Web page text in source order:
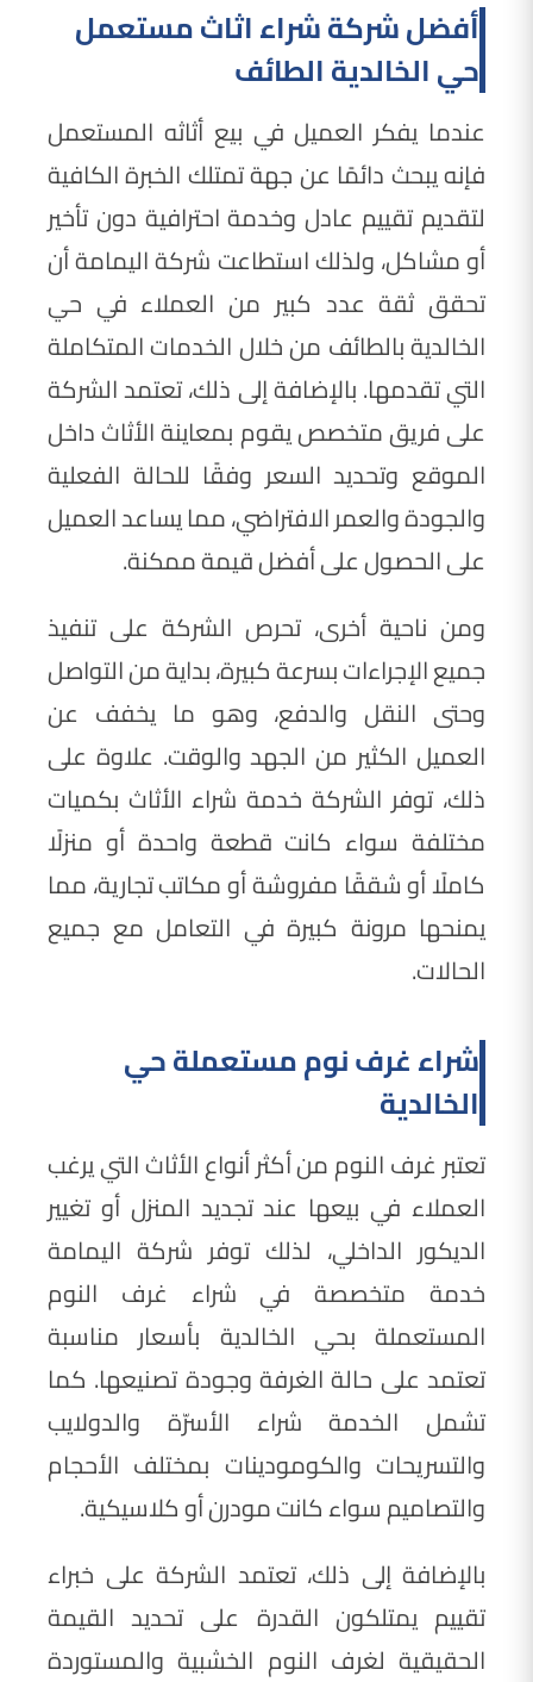
أفضل شركة شراء اثاث مستعمل
حي الخالدية الطائف
عندما يفكر العميل في بيع أثاثه المستعمل
فإنه يبحث دائمًا عن جهة تمتلك الخبرة الكافية
لتقديم تقييم عادل وخدمة احترافية دون تأخير
أو مشاكل، ولذلك استطاعت شركة اليمامة أن
تحقق ثقة عدد كبير من العملاء في حي
الخالدية بالطائف من خلال الخدمات المتكاملة
التي تقدمها. بالإضافة إلى ذلك، تعتمد الشركة
على فريق متخصص يقوم بمعاينة الأثاث داخل
الموقع وتحديد السعر وفقًا للحالة الفعلية
والجودة والعمر الافتراضي، مما يساعد العميل
على الحصول على أفضل قيمة ممكنة.
ومن ناحية أخرى، تحرص الشركة على تنفيذ
جميع الإجراءات بسرعة كبيرة، بداية من التواصل
وحتى النقل والدفع، وهو ما يخفف عن
العميل الكثير من الجهد والوقت. علاوة على
ذلك، توفر الشركة خدمة شراء الأثاث بكميات
مختلفة سواء كانت قطعة واحدة أو منزلًا
كاملًا أو شققًا مفروشة أو مكاتب تجارية، مما
يمنحها مرونة كبيرة في التعامل مع جميع
الحالات.
شراء غرف نوم مستعملة حي
الخالدية
تعتبر غرف النوم من أكثر أنواع الأثاث التي يرغب
العملاء في بيعها عند تجديد المنزل أو تغيير
الديكور الداخلي، لذلك توفر شركة اليمامة
خدمة متخصصة في شراء غرف النوم
المستعملة بحي الخالدية بأسعار مناسبة
تعتمد على حالة الغرفة وجودة تصنيعها. كما
تشمل الخدمة شراء الأسرّة والدولايب
والتسريحات والكومودينات بمختلف الأحجام
والتصاميم سواء كانت مودرن أو كلاسيكية.
بالإضافة إلى ذلك، تعتمد الشركة على خبراء
تقييم يمتلكون القدرة على تحديد القيمة
الحقيقية لغرف النوم الخشبية والمستوردة